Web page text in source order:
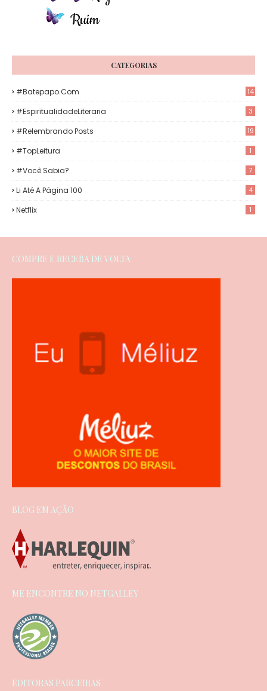
CATEGORIAS
#Batepapo.com 14
#EspiritualidadeLiteraria 3
#Relembrando Posts 19
#TopLeitura 1
#Você Sabia? 7
Li Até A Página 100 4
Netflix 1
COMPRE E RECEBA DE VOLTA
BLOG EM AÇÃO
ME ENCONTRE NO NETGALLEY
EDITORAS PARCEIRAS